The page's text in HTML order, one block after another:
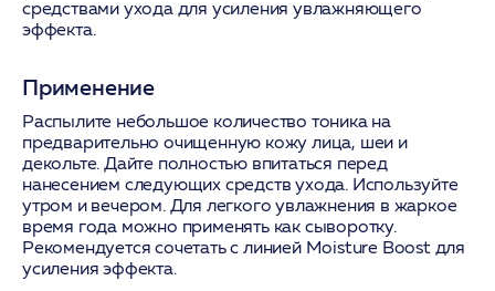
средствами ухода для усиления увлажняющего
эффекта.
Применение
Распылите небольшое количество тоника на
предварительно очищенную кожу лица, шеи и
декольте. Дайте полностью впитаться перед
нанесением следующих средств ухода. Используйте
утром и вечером. Для легкого увлажнения в жаркое
время года можно применять как сыворотку.
Рекомендуется сочетать с линией Moisture Boost для
усиления эффекта.